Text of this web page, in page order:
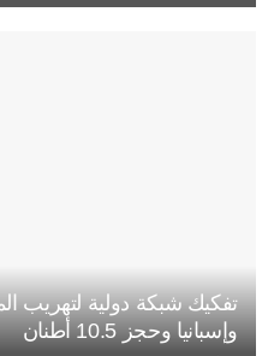
تفكيك شبكة دولية لتهريب
وإسبانيا وحجز 10.5 أطنان